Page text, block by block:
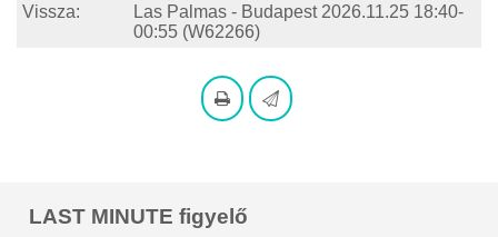
Vissza:
Las Palmas - Budapest 2026.11.25 18:40-
00:55 (W62266)
LAST MINUTE figyelő